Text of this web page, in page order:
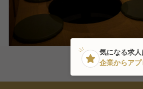
気になる求人
企業からア